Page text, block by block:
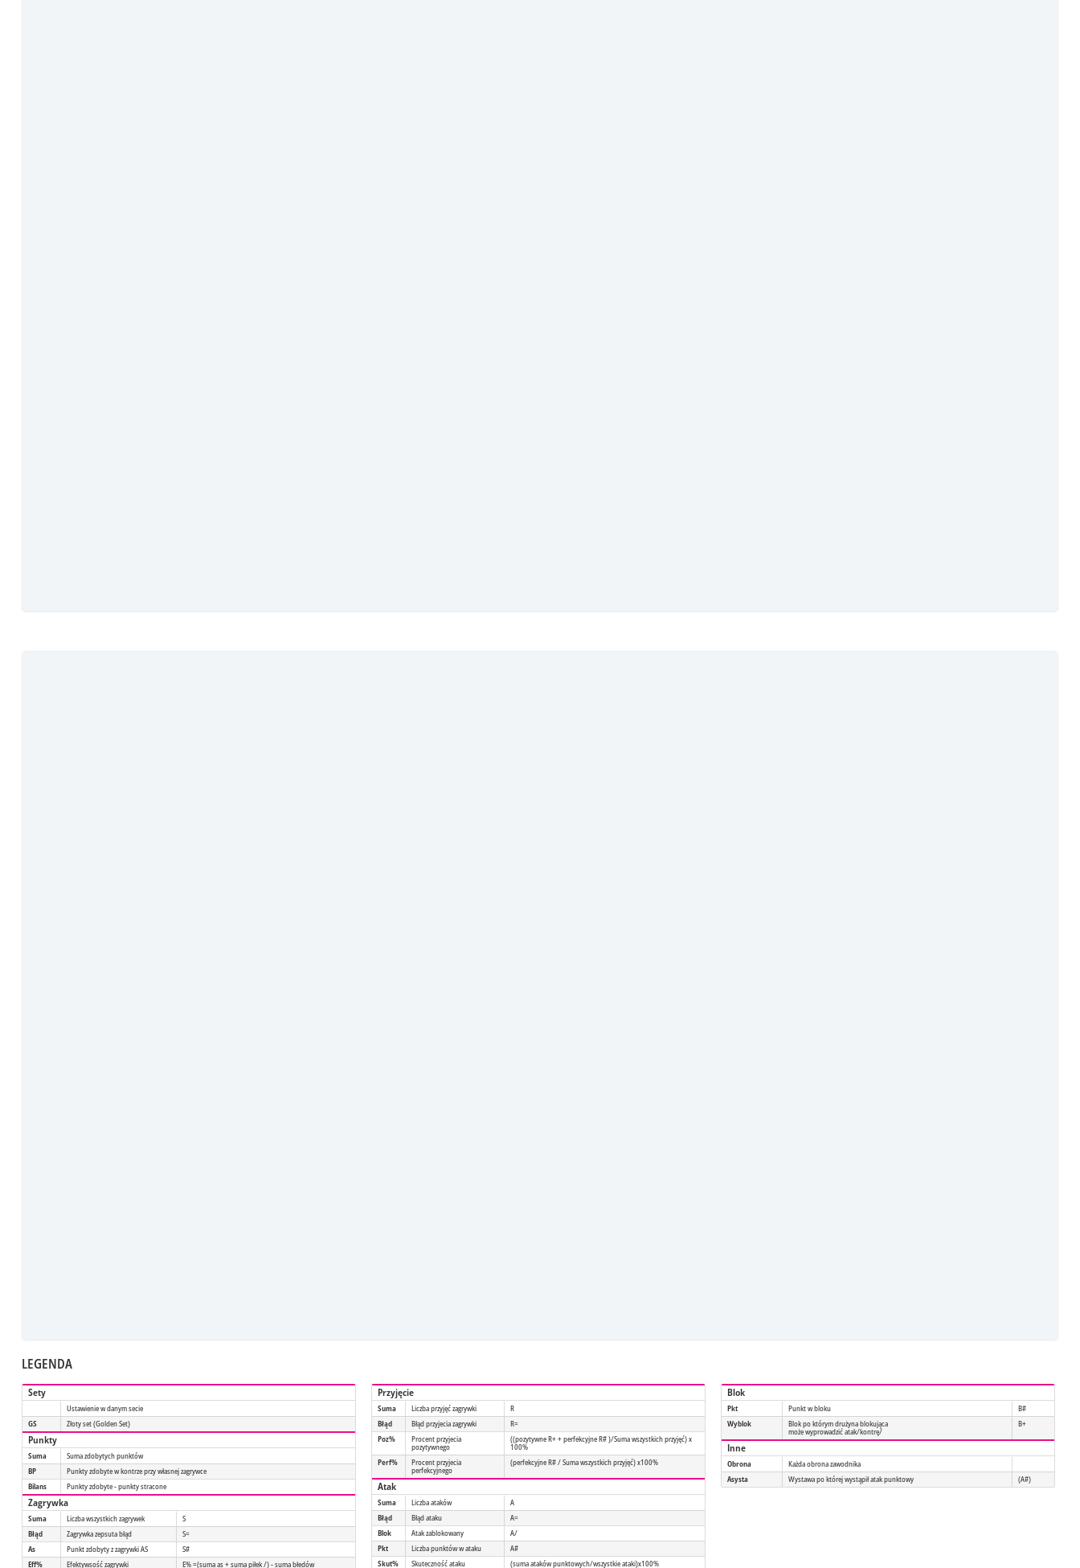
LEGENDA
Sety
Ustawienie w danym secie
GS
Złoty set (Golden Set)
Punkty
Suma
Suma zdobytych punktów
BP
Punkty zdobyte w kontrze przy własnej zagrywce
Bilans
Punkty zdobyte - punkty stracone
Zagrywka
Suma Liczba wszystkich zagrywek
S
Błąd
Zagrywka zepsuta błąd
S=
As
Punkt zdobyty z zagrywki AS
S#
Eff%
Efektywsość zagrywki E% =(suma as + suma piłek /) - suma błedów
Przyjęcie
Suma Liczba przyjęć zagrywki
R
Błąd
Błąd przyjecia zagrywki
R=
Poz%
Procent przyjecia
pozytywnego
((pozytywne R+ + perfekcyjne R# )/Suma wszystkich przyjęć) x
100%
Perf%
Procent przyjecia
perfekcyjnego
(perfekcyjne R# / Suma wszystkich przyjęć) x100%
Atak
Suma Liczba ataków
A
Błąd
Błąd ataku
A=
Blok
Atak zablokowany
A/
Pkt
Liczba punktów w ataku
A#
Skut%
Skuteczność ataku (suma ataków punktowych/wszystkie ataki)x100%
Blok
Pkt Punkt w bloku
B#
Wyblok
Blok po którym drużyna blokująca
może wyprowadzić atak/kontrę/
B+
Inne
Obrona
Każda obrona zawodnika
Asysta
Wystawa po której wystąpił atak punktowy (A#)